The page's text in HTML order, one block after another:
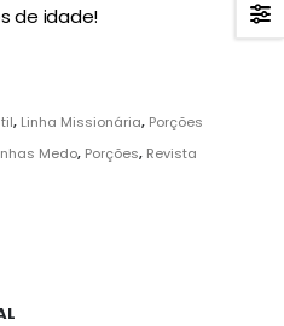
de idade!
, Linha Missionária, Porções
Medo, Porções, Revista